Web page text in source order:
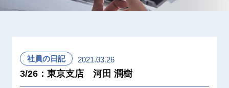
社員の日記 2021.03.26
3/26：東京支店 河田 潤樹